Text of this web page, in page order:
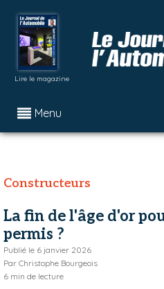
Lire le magazine
Menu
Constructeurs
La fin de l'âge d'or
permis ?
Publié le 6 janvier 2026
Par Christophe Bourgeois
6 min de lecture